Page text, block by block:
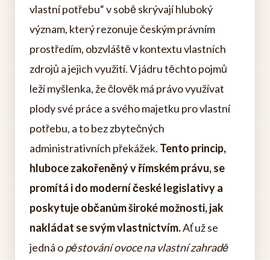
vlastní potřebu“ v sobě skrývají hluboký
význam, který rezonuje českým právním
prostředím, obzvláště v kontextu vlastních
zdrojů a jejich využití. V jádru těchto pojmů
leží myšlenka, že člověk má právo využívat
plody své práce a svého majetku pro vlastní
potřebu, a to bez zbytečných
administrativních překážek. Tento princip,
hluboce zakořeněný v římském právu, se
promítá i do moderní české legislativy a
poskytuje občanům široké možnosti, jak
nakládat se svým vlastnictvím.Ať už se
jedná opěstování ovoce na vlastní zahradě